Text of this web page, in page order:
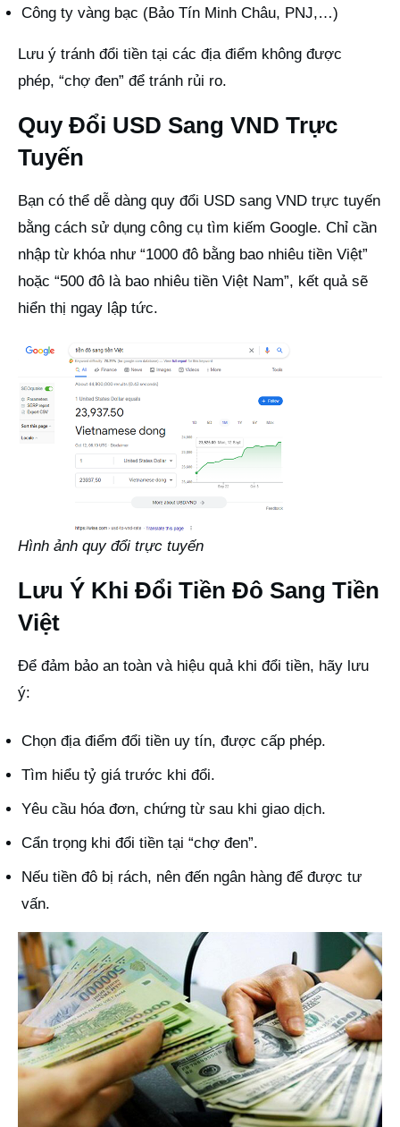
Công ty vàng bạc (Bảo Tín Minh Châu, PNJ,…)
Lưu ý tránh đổi tiền tại các địa điểm không được
phép, “chợ đen” để tránh rủi ro.
Quy Đổi USD Sang VND Trực
Tuyến
Bạn có thể dễ dàng quy đổi USD sang VND trực tuyến
bằng cách sử dụng công cụ tìm kiếm Google. Chỉ cần
nhập từ khóa như “1000 đô bằng bao nhiêu tiền Việt”
hoặc “500 đô là bao nhiêu tiền Việt Nam”, kết quả sẽ
hiển thị ngay lập tức.
Hình ảnh quy đổi trực tuyến
Lưu Ý Khi Đổi Tiền Đô Sang Tiền
Việt
Để đảm bảo an toàn và hiệu quả khi đổi tiền, hãy lưu
ý:
Chọn địa điểm đổi tiền uy tín, được cấp phép.
Tìm hiểu tỷ giá trước khi đổi.
Yêu cầu hóa đơn, chứng từ sau khi giao dịch.
Cẩn trọng khi đổi tiền tại “chợ đen”.
Nếu tiền đô bị rách, nên đến ngân hàng để được tư
vấn.